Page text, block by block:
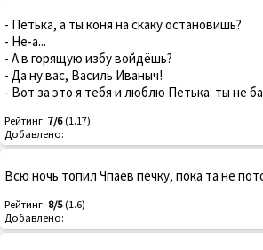
- Петька, а ты коня на скаку остановишь?
- Не-а...
- А в горящую избу войдёшь?
- Да ну вас, Василь Иваныч!
- Вот за это я тебя и люблю Петька: ты не
Рейтинг: 7/6(1.17)
Добавлено:
Всю ночь топил Чпаев печку, пока та не
Рейтинг: 8/5(1.6)
Добавлено: